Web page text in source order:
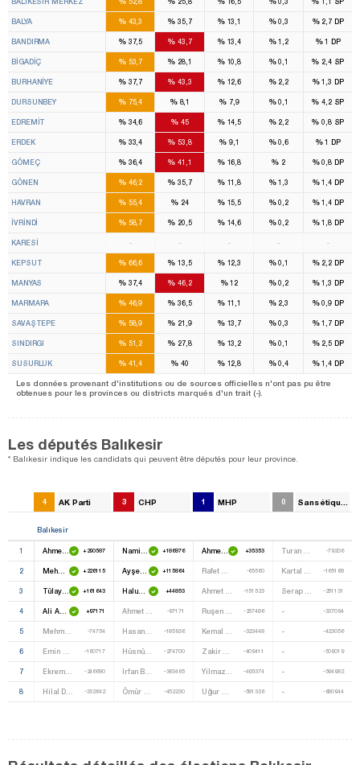
BALYA %43,3 % 35,7 %13,1 %0,3 %2,7DP
BANDIRMA %37,5 % 43,7 %13,4 %1,2 %1DP
BİGADİÇ %53,7 % 28,1 %10,8 %0,1 % 2,4 SP
BURHANİYE %37,7 % 43,3 %12,6 %2,2 %1,3DP
DURSUNBEY %75,4 %8,1 % 7,9 %0,1 % 4,2 SP
EDREMİT %34,6 % 45 %14,5 %2,2 % 0,8 SP
ERDEK %33,4 % 53,8 % 9,1 %0,6 %1DP
GÖMEÇ %36,4 % 41,1 %16,8 % 2 %0,8DP
GÖNEN %46,2 % 35,7 %11,8 %1,3 %1,4DP
HAVRAN %55,4 % 24 %15,5 %0,2 %1,4DP
İVRİNDİ %58,7 % 20,5 %14,6 %0,2 %1,8DP
KARESİ - - - - -
KEPSUT %66,6 % 13,5 %12,3 %0,1 %2,2DP
MANYAS %37,4 % 46,2 %12 %0,2 %1,3DP
MARMARA %46,9 % 36,5 %11,1 %2,3 %0,9DP
SAVAŞTEPE %58,9 % 21,9 %13,7 %0,3 %1,7DP
SINDIRGI %51,2 % 27,8 %13,2 %0,1 %2,5DP
SUSURLUK %41,4 % 40 %12,8 %0,4 %1,4DP
Les données provenant d'institutions ou de sources officielles n'ont pas pu être
obtenues pour les provinces ou districts marqués d'un trait (-).
Les députés Balıkesir
* Balıkesir indique les candidats qui peuvent être députés pour leur province.
4 AK Parti 3 CHP 1 MHP 0 Sans étiquette
Balıkesir
1 Ahmet Edip Uğur +290587 +186876 Ahmet Duran Bulut +35353 -79206
2 Mehmet Cemal Öztaylan +226115 Ayşe Nedret Akova +115864 -65560 -165168
3 Tülay Babuşçu +161643 Haluk Ahmet Gümüş +44853 -151523 -251131
4 Ali Aydinlioğlu +97171 -97171 -237486 - -337094
5 Mehmet Akif Okur -74754 Hasan Işgüzar -185936 -323448 - -423056
6 -160717 Hüsnü Erol -274700 -409411 - -509019
7 Ekrem Yavaş -246680 -363465 -495374 - -594982
8 -332642 -452230 -581336 - -680944